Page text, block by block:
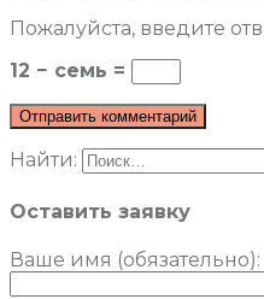
Пожалуйста, введите
12 − семь =
Найти:
Оставить заявку
Ваше имя (обязательно):